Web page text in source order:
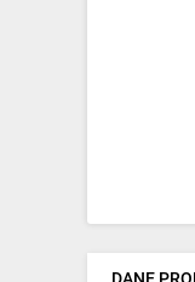
Ogrzewanie